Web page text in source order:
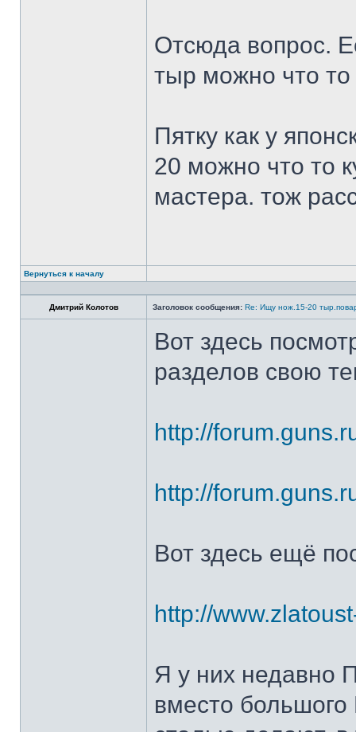
Отсюда вопрос.
тыр можно что
Пятку как у
20 можно что то
мастера. тож
Вернуться к началу
Дмитрий Колотов Заголовок сообщения: Re: Ищу нож.15-20
Вот здесь
разделов свою
http://
http://
Вот здесь ещё
http://
Я у них недавно
вместо